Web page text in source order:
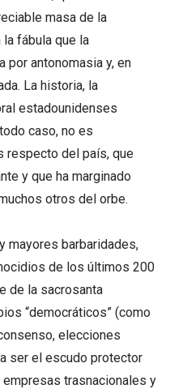
masa de la
fábula que la
por antonomasia y, en
La historia, la
estadounidenses
caso, no es
respecto del país, que
y que ha marginado
otros del orbe.
mayores barbaridades,
de los últimos 200
de la sacrosanta
“democráticos” (como
elecciones
ser el escudo protector
trasnacionales y